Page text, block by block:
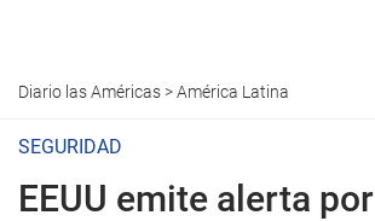
Diario las Américas>América Latina
SEGURIDAD
EEUU emite alerta por